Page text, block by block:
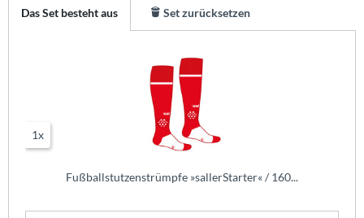
Das Set besteht aus Set zurücksetzen
1x
Fußballstutzenstrümpfe »sallerStarter« / 160...